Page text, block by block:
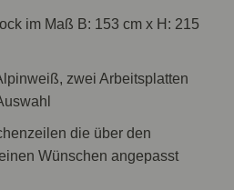
im Maß B: 153 cm x H: 215
zwei Arbeitsplatten
die über den
Wünschen angepasst